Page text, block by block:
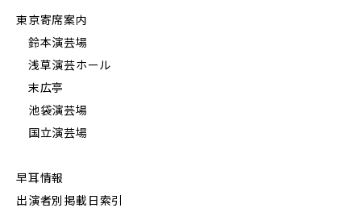
東京寄席案内
鈴本演芸場
浅草演芸ホール
末広亭
池袋演芸場
国立演芸場
早耳情報
出演者別掲載日索引